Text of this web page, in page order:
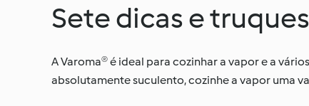
Conheça o Cookidoo®
Sete dicas e
A Varoma® é ideal para cozinhar a vapor e a
absolutamente suculento, cozinhe a vapor uma